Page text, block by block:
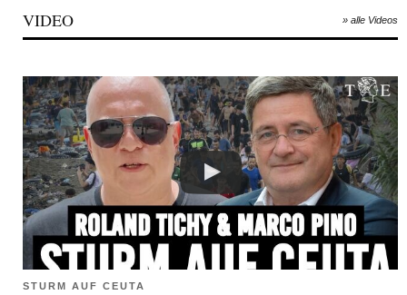
VIDEO » alle Videos
STURM AUF CEUTA